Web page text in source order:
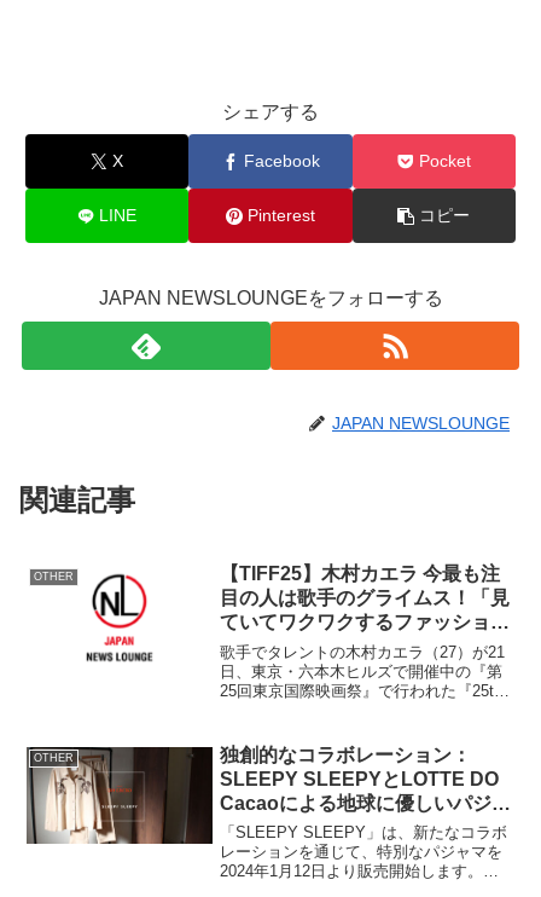
シェアする
X Facebook Pocket
LINE Pinterest コピー
JAPAN NEWSLOUNGEをフォローする
JAPAN NEWSLOUNGE
関連記事
OTHER
【TIFF25】木村カエラ 今最も注
目の人は歌手のグライムス！「見
ていてワクワクするファッショ
ン」
歌手でタレントの木村カエラ（27）が21
日、東京・六本木ヒルズで開催中の『第
25回東京国際映画祭』で行われた『25th
本木ヒルズのアリ...
OTHER
独創的なコラボレーション：
SLEEPY SLEEPYとLOTTE DO
Cacaoによる地球に優しいパジャ
マ発売
「SLEEPY SLEEPY」は、新たなコラボ
レーションを通じて、特別なパジャマを
2024年1月12日より販売開始します。概